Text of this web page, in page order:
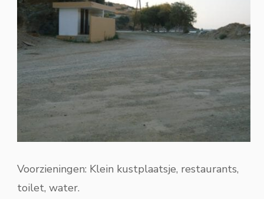
Voorzieningen: Klein kustplaatsje, restaurants,
toilet, water.